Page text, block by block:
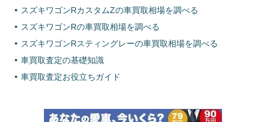
スズキワゴンRカスタムZの車買取相場を調べる
スズキワゴンRの車買取相場を調べる
スズキワゴンRスティングレーの車買取相場を調べる
車買取査定の基礎知識
車買取査定お役立ちガイド